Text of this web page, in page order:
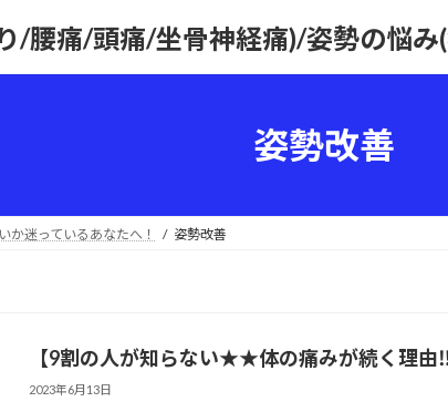
/腰痛/頭痛/坐骨神経痛)/姿勢の悩
姿勢改善
か迷っているあなたへ！ 姿勢改善
【9割の人が知らない★★体の痛みが続く理由‼
2023年6月13日